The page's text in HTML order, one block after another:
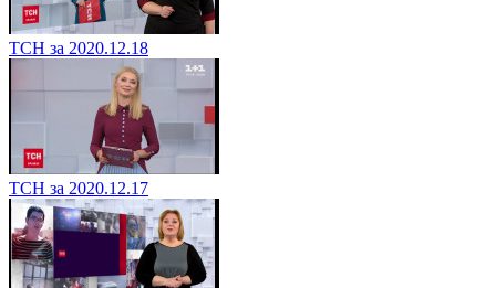
ТСН за 2020.12.18
ТСН за 2020.12.17